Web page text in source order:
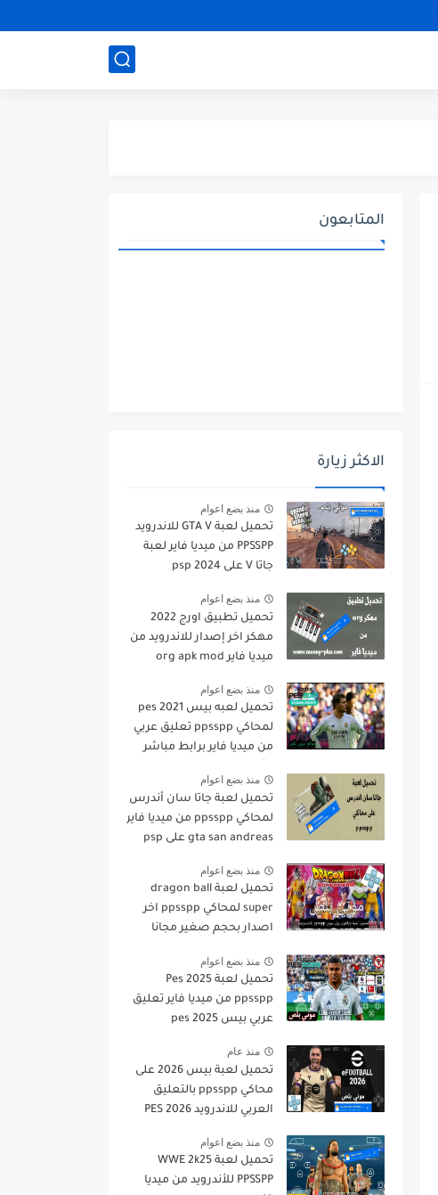
المتابعون
الاكثر زيارة
منذ بضع اعوام
تحميل لعبة GTA V للاندرويد
PPSSPP من ميديا فاير لعبة
جاتا V على psp 2024
منذ بضع اعوام
تحميل تطبيق اورج 2022
مهكر اخر إصدار للاندرويد من
ميديا فاير org apk mod
منذ بضع اعوام
تحميل لعبه بيس pes 2021
لمحاكي ppsspp تعليق عربي
من ميديا فاير برابط مباشر
ppsspp
منذ بضع اعوام
تحميل لعبة جاتا سان أندرس
لمحاكي ppsspp من ميديا فاير
gta san andreas على psp
منذ بضع اعوام
تحميل لعبة dragon ball
super لمحاكي ppsspp اخر
اصدار بحجم صغير مجانا
psp من ميديا فاير
منذ بضع اعوام
تحميل لعبة Pes 2025
ppsspp من ميديا فاير تعليق
عربي بيس pes 2025
منذ عام
تحميل لعبة بيس 2026 على
محاكي ppsspp بالتعليق
العربي للاندرويد PES 2026
صغير من ميديا فاير
منذ بضع اعوام
تحميل لعبة WWE 2k25
PPSSPP للأندرويد من ميديا